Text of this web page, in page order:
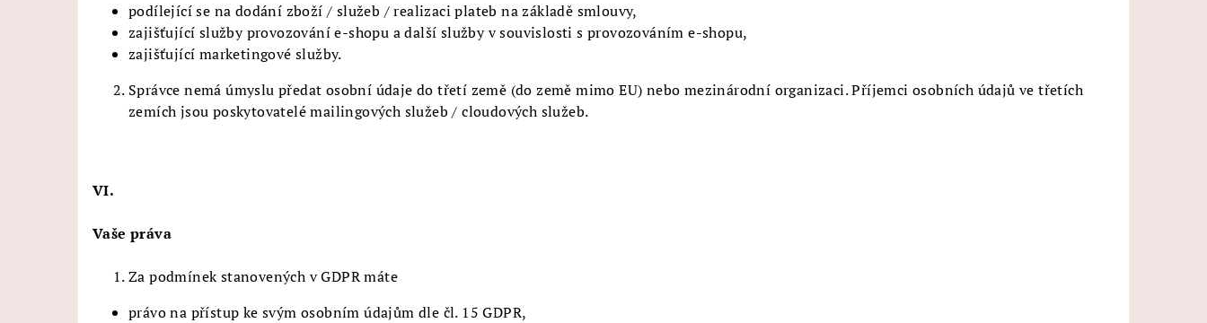
podílející se na dodání zboží / služeb / realizaci plateb na základě smlouvy,
zajišťující služby provozování e-shopu a další služby v souvislosti s provozováním e-shopu,
zajišťující marketingové služby.
Správce nemá úmyslu předat osobní údaje do třetí země (do země mimo EU) nebo mezinárodní organizaci. Příjemci osobních údajů ve třetích
zemích jsou poskytovatelé mailingových služeb / cloudových služeb.
VI.
Vaše práva
Za podmínek stanovených v GDPR máte
právo na přístup ke svým osobním údajům dle čl. 15 GDPR,